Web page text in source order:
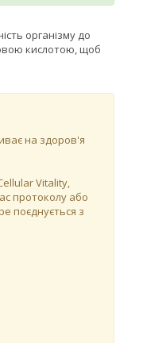
організму до
кислотою, щоб
на здоров'я
Vitality,
протоколу або
поєднується з